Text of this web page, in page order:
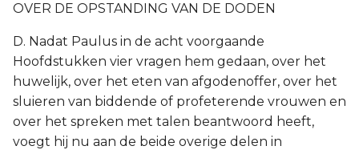
Éxodus
Leviticus
Numeri
Ruth
III. Vers 35-58
OVER DE OPSTANDING VAN DE DODEN
D. Nadat Paulus in de acht voorgaande
Hoofdstukken vier vragen hem gedaan, over het
huwelijk, over het eten van afgodenoffer, over het
sluieren van biddende of profeterende vrouwen en
over het spreken met talen beantwoord heeft,
voegt hij nu aan de beide overige delen in